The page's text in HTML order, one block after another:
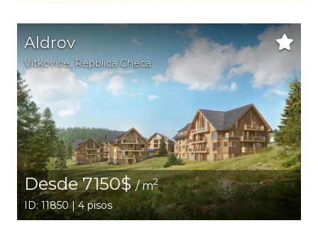
Aldrov
Vitkovice, Repblica Checa
Desde 7150$/ m2
ID: 11850 | 4 pisos